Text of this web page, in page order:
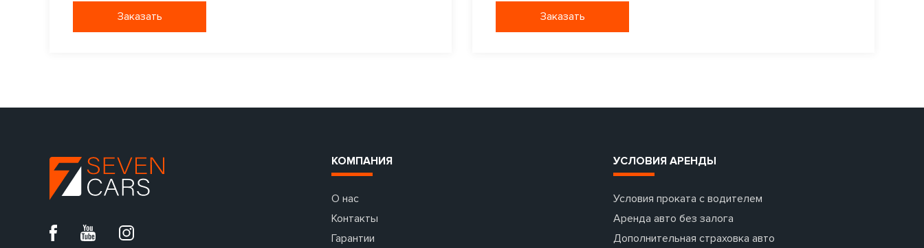
Заказать Заказать
КОМПАНИЯ
О нас
Контакты
Гарантии
УСЛОВИЯ АРЕНДЫ
Условия проката с водителем
Аренда авто без залога
Дополнительная страховка авто